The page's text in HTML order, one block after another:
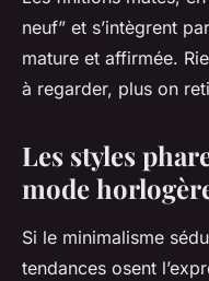
neuf” et s’intègrent
mature et affirmée.
à regarder, plus on
Les styles
mode
Si le minimalisme
tendances osent